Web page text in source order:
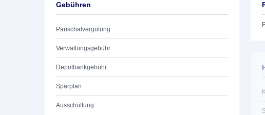
Gebühren
Pauschalvergütung
Verwaltungsgebühr
Depotbankgebühr
Sparplan
Ausschüttung